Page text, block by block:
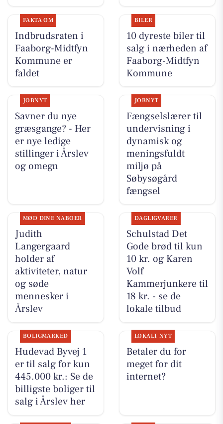
FAKTA OM
Indbrudsraten i
Faaborg-Midtfyn
Kommune er
faldet
BILER
10 dyreste biler til
salg i nærheden af
Faaborg-Midtfyn
Kommune
JOBNYT
Savner du nye
græsgange? - Her
er nye ledige
stillinger i Årslev
og omegn
JOBNYT
Fængselslærer til
undervisning i
dynamisk og
meningsfuldt
miljø på
Søbysøgård
fængsel
MØD DINE NABOER
Judith
Langergaard
holder af
aktiviteter, natur
og søde
mennesker i
Årslev
DAGLIGVARER
Schulstad Det
Gode brød til kun
10 kr. og Karen
Volf
Kammerjunkere til
18 kr. - se de
lokale tilbud
BOLIGMARKED
Hudevad Byvej 1
er til salg for kun
445.000 kr.: Se de
billigste boliger til
salg i Årslev her
LOKALT NYT
Betaler du for
meget for dit
internet?